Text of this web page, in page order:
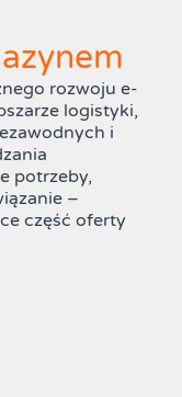
rozwoju e-
logistyki,
i
potrzeby,
–
część oferty